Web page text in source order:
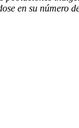
en su número